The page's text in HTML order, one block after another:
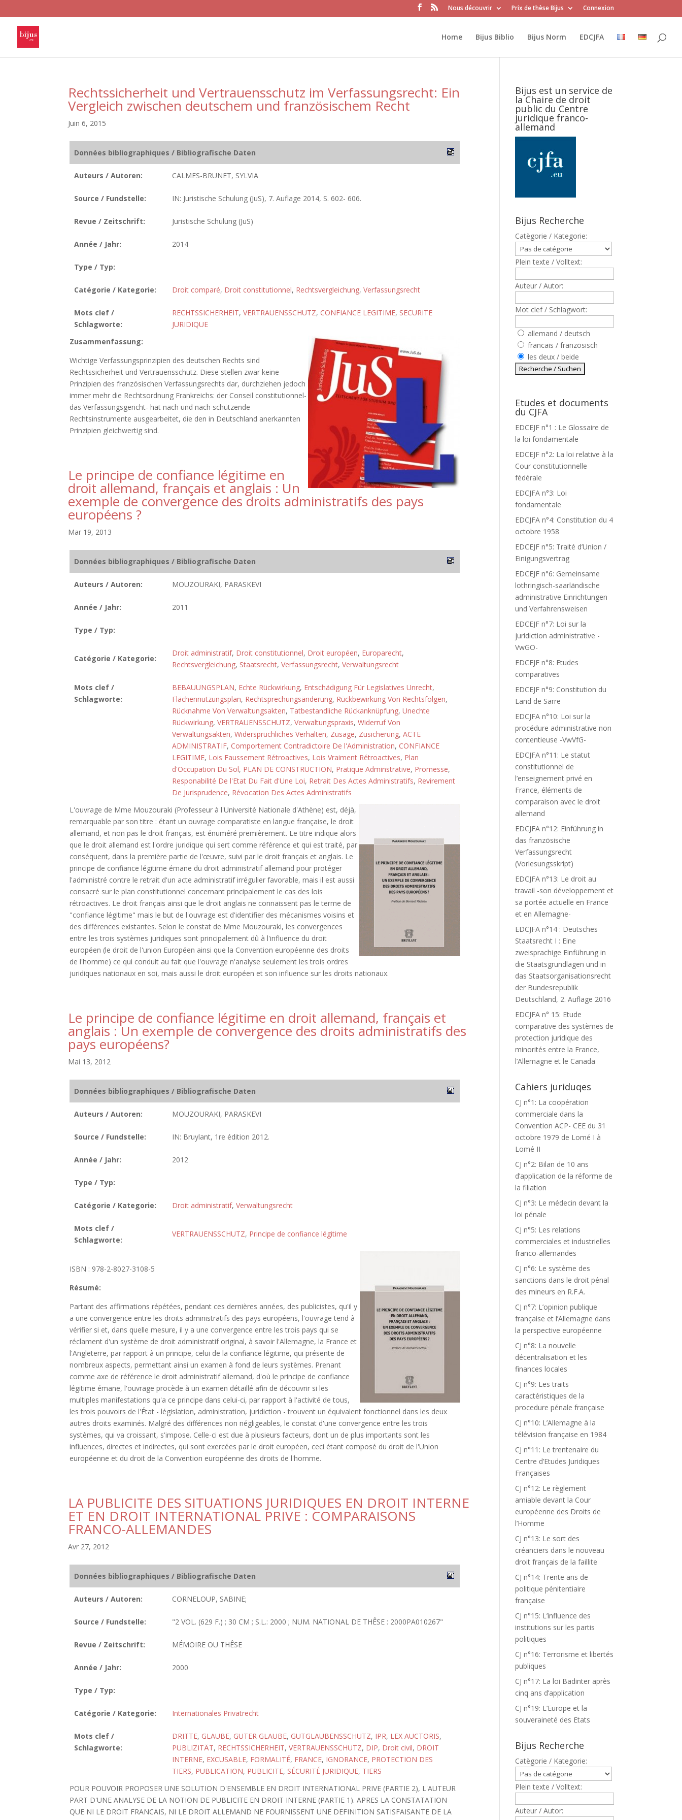
Nous découvrir Prix de thèse Bijus Connexion
Home Bijus Biblio Bijus Norm EDCJFA
Rechtssicherheit und Vertrauensschutz im Verfassungsrecht: Ein
Vergleich zwischen deutschem und französischem Recht
Juin 6, 2015
Données bibliographiques / Bibliografische Daten
Auteurs / Autoren: CALMES-BRUNET, SYLVIA
Source / Fundstelle: IN: Juristische Schulung (JuS), 7. Auflage 2014, S. 602- 606.
Revue / Zeitschrift: Juristische Schulung (JuS)
Année / Jahr: 2014
Type / Typ:
Catégorie / Kategorie: Droit comparé, Droit constitutionnel, Rechtsvergleichung, Verfassungsrecht
Mots clef /
Schlagworte:
RECHTSSICHERHEIT, VERTRAUENSSCHUTZ, CONFIANCE LEGITIME, SECURITE
JURIDIQUE
Zusammenfassung:
Wichtige Verfassungsprinzipien des deutschen Rechts sind
Rechtssicherheit und Vertrauensschutz. Diese stellen zwar keine
Prinzipien des französischen Verfassungsrechts dar, durchziehen jedoch
immer mehr die Rechtsordnung Frankreichs: der Conseil constitutionnel-
das Verfassungsgericht- hat nach und nach schützende
Rechtsinstrumente ausgearbeitet, die den in Deutschland anerkannten
Prinzipien gleichwertig sind.
Le principe de confiance légitime en
droit allemand, français et anglais : Un
exemple de convergence des droits administratifs des pays
européens ?
Mar 19, 2013
Données bibliographiques / Bibliografische Daten
Auteurs / Autoren: MOUZOURAKI, PARASKEVI
Année / Jahr: 2011
Type / Typ:
Catégorie / Kategorie:
Droit administratif, Droit constitutionnel, Droit européen, Europarecht,
Rechtsvergleichung, Staatsrecht, Verfassungsrecht, Verwaltungsrecht
Mots clef /
Schlagworte:
BEBAUUNGSPLAN, Echte Rückwirkung, Entschädigung Für Legislatives Unrecht,
Flächennutzungsplan, Rechtsprechungsänderung, Rückbewirkung Von Rechtsfolgen,
Rücknahme Von Verwaltungsakten, Tatbestandliche Rückanknüpfung, Unechte
Rückwirkung, VERTRAUENSSCHUTZ, Verwaltungspraxis, Widerruf Von
Verwaltungsakten, Widersprüchliches Verhalten, Zusage, Zusicherung, ACTE
ADMINISTRATIF, Comportement Contradictoire De l'Administration, CONFIANCE
LEGITIME, Lois Faussement Rétroactives, Lois Vraiment Rétroactives, Plan
d'Occupation Du Sol, PLAN DE CONSTRUCTION, Pratique Adminstrative, Promesse,
Responabilité De l'Etat Du Fait d'Une Loi, Retrait Des Actes Administratifs, Revirement
De Jurisprudence, Révocation Des Actes Administratifs
L'ouvrage de Mme Mouzouraki (Professeur à l'Université Nationale d'Athène) est, déjà,
remarquable par son titre : étant un ouvrage comparatiste en langue française, le droit
allemand, et non pas le droit français, est énuméré premièrement. Le titre indique alors
que le droit allemand est l'ordre juridique qui sert comme référence et qui est traité, par
conséquent, dans la première partie de l'œuvre, suivi par le droit français et anglais. Le
principe de confiance légitime émane du droit administratif allemand pour protéger
l'administré contre le retrait d'un acte administratif irrégulier favorable, mais il est aussi
consacré sur le plan constitutionnel concernant principalement le cas des lois
rétroactives. Le droit français ainsi que le droit anglais ne connaissent pas le terme de
"confiance légitime" mais le but de l'ouvrage est d'identifier des mécanismes voisins et
des différences existantes. Selon le constat de Mme Mouzouraki, les convergences
entre les trois systèmes juridiques sont principalement dû à l'influence du droit
européen (le droit de l'union Européen ainsi que la Convention européenne des droits
de l'homme) ce qui conduit au fait que l'ouvrage n'analyse seulement les trois ordres
juridiques nationaux en soi, mais aussi le droit européen et son influence sur les droits nationaux.
Le principe de confiance légitime en droit allemand, français et
anglais : Un exemple de convergence des droits administratifs des
pays européens?
Mai 13, 2012
Données bibliographiques / Bibliografische Daten
Auteurs / Autoren: MOUZOURAKI, PARASKEVI
Source / Fundstelle: IN: Bruylant, 1re édition 2012.
Année / Jahr: 2012
Type / Typ:
Catégorie / Kategorie: Droit administratif, Verwaltungsrecht
Mots clef /
Schlagworte:
VERTRAUENSSCHUTZ, Principe de confiance légitime
ISBN : 978-2-8027-3108-5
Résumé:
Partant des affirmations répétées, pendant ces dernières années, des publicistes, qu'il y
a une convergence entre les droits administratifs des pays européens, l'ouvrage tend à
vérifier si et, dans quelle mesure, il y a une convergence entre les trois pays qui se
réclament d'un système de droit administratif original, à savoir l'Allemagne, la France et
l'Angleterre, par rapport à un principe, celui de la confiance légitime, qui présente de
nombreux aspects, permettant ainsi un examen à fond de leurs systèmes. Prenant
comme axe de référence le droit administratif allemand, d'où le principe de confiance
légitime émane, l'ouvrage procède à un examen détaillé afin de découvrir si les
multiples manifestations qu'a ce principe dans celui-ci, par rapport à l'activité de tous,
les trois pouvoirs de l'État - législation, administration, juridiction - trouvent un équivalent fonctionnel dans les deux
autres droits examinés. Malgré des différences non négligeables, le constat d'une convergence entre les trois
systèmes, qui va croissant, s'impose. Celle-ci est due à plusieurs facteurs, dont un de plus importants sont les
influences, directes et indirectes, qui sont exercées par le droit européen, ceci étant composé du droit de l'Union
européenne et du droit de la Convention européenne des droits de l'homme.
LA PUBLICITE DES SITUATIONS JURIDIQUES EN DROIT INTERNE
ET EN DROIT INTERNATIONAL PRIVE : COMPARAISONS
FRANCO-ALLEMANDES
Avr 27, 2012
Données bibliographiques / Bibliografische Daten
Auteurs / Autoren: CORNELOUP, SABINE;
Source / Fundstelle: "2 VOL. (629 F.) ; 30 CM ; S.L.: 2000 ; NUM. NATIONAL DE THÊSE : 2000PA010267"
Revue / Zeitschrift: MÉMOIRE OU THÊSE
Année / Jahr: 2000
Type / Typ:
Catégorie / Kategorie: Internationales Privatrecht
Mots clef /
Schlagworte:
DRITTE, GLAUBE, GUTER GLAUBE, GUTGLAUBENSSCHUTZ, IPR, LEX AUCTORIS,
PUBLIZITÄT, RECHTSSICHERHEIT, VERTRAUENSSCHUTZ, DIP, Droit civil, DROIT
INTERNE, EXCUSABLE, FORMALITÉ, FRANCE, IGNORANCE, PROTECTION DES
TIERS, PUBLICATION, PUBLICITE, SÉCURITÉ JURIDIQUE, TIERS
POUR POUVOIR PROPOSER UNE SOLUTION D'ENSEMBLE EN DROIT INTERNATIONAL PRIVE (PARTIE 2), L'AUTEUR
PART D'UNE ANALYSE DE LA NOTION DE PUBLICITE EN DROIT INTERNE (PARTIE 1). APRES LA CONSTATATION
QUE NI LE DROIT FRANCAIS, NI LE DROIT ALLEMAND NE FOURNISSENT UNE DEFINITION SATISFAISANTE DE LA
Bijus est un service de
la Chaire de droit
public du Centre
juridique franco-
allemand
Bijus Recherche
Catègorie / Kategorie:
Plein texte / Volltext:
Auteur / Autor:
Mot clef / Schlagwort:
allemand / deutsch
francais / französisch
les deux / beide
Etudes et documents
du CJFA
EDCEJF n°1 : Le Glossaire de
la loi fondamentale
EDCEJF n°2: La loi relative à la
Cour constitutionnelle
fédérale
EDCJFA n°3: Loi
fondamentale
EDCJFA n°4: Constitution du 4
octobre 1958
EDCEJF n°5: Traité d’Union /
Einigungsvertrag
EDCEJF n°6: Gemeinsame
lothringisch-saarländische
administrative Einrichtungen
und Verfahrensweisen
EDCEJF n°7: Loi sur la
juridiction administrative -
VwGO-
EDCEJF n°8: Etudes
comparatives
EDCEJF n°9: Constitution du
Land de Sarre
EDCJFA n°10: Loi sur la
procédure administrative non
contentieuse -VwVfG-
EDCJFA n°11: Le statut
constitutionnel de
l’enseignement privé en
France, éléments de
comparaison avec le droit
allemand
EDCJFA n°12: Einführung in
das französische
Verfassungsrecht
(Vorlesungsskript)
EDCJFA n°13: Le droit au
travail -son développement et
sa portée actuelle en France
et en Allemagne-
EDCJFA n°14 : Deutsches
Staatsrecht I : Eine
zweisprachige Einführung in
die Staatsgrundlagen und in
das Staatsorganisationsrecht
der Bundesrepublik
Deutschland, 2. Auflage 2016
EDCJFA n° 15: Etude
comparative des systèmes de
protection juridique des
minorités entre la France,
l’Allemagne et le Canada
Cahiers juriduqes
CJ n°1: La coopération
commerciale dans la
Convention ACP- CEE du 31
octobre 1979 de Lomé I à
Lomé II
CJ n°2: Bilan de 10 ans
d’application de la réforme de
la filiation
CJ n°3: Le médecin devant la
loi pénale
CJ n°5: Les relations
commerciales et industrielles
franco-allemandes
CJ n°6: Le système des
sanctions dans le droit pénal
des mineurs en R.F.A.
CJ n°7: L’opinion publique
française et l’Allemagne dans
la perspective européenne
CJ n°8: La nouvelle
décentralisation et les
finances locales
CJ n°9: Les traits
caractéristiques de la
procedure pénale française
CJ n°10: L’Allemagne à la
télévision française en 1984
CJ n°11: Le trentenaire du
Centre d’Etudes Juridiques
Françaises
CJ n°12: Le règlement
amiable devant la Cour
européenne des Droits de
l’Homme
CJ n°13: Le sort des
créanciers dans le nouveau
droit français de la faillite
CJ n°14: Trente ans de
politique pénitentiaire
française
CJ n°15: L’influence des
institutions sur les partis
politiques
CJ n°16: Terrorisme et libertés
publiques
CJ n°17: La loi Badinter après
cinq ans d’application
CJ n°19: L’Europe et la
souveraineté des Etats
Bijus Recherche
Catègorie / Kategorie:
Plein texte / Volltext:
Auteur / Autor: